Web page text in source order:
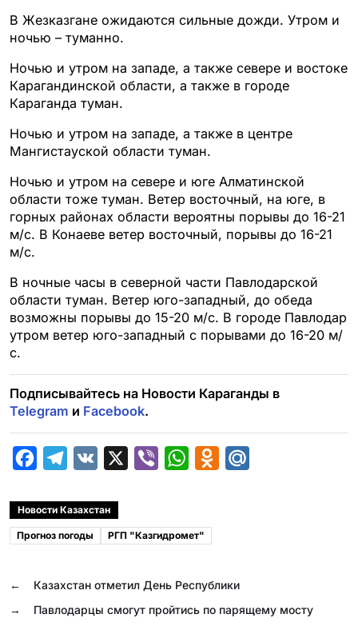
В Жезказгане ожидаются сильные дожди. Утром и
ночью – туманно.
Ночью и утром на западе, а также севере и востоке
Карагандинской области, а также в городе
Караганда туман.
Ночью и утром на западе, а также в центре
Мангистауской области туман.
Ночью и утром на севере и юге Алматинской
области тоже туман. Ветер восточный, на юге, в
горных районах области вероятны порывы до 16-21
м/с. В Конаеве ветер восточный, порывы до 16-21
м/с.
В ночные часы в северной части Павлодарской
области туман. Ветер юго-западный, до обеда
возможны порывы до 15-20 м/с. В городе Павлодар
утром ветер юго-западный с порывами до 16-20 м/
с.
Подписывайтесь на Новости Караганды в
Telegram и Facebook.
c
e
o
o
l
e
e
W
t
Новости Казахстан
Прогноз погоды РГП "Казгидромет"
←
Казахстан отметил День Республики
→
Павлодарцы смогут пройтись по парящему мосту